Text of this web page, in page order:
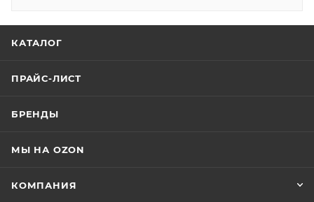
КАТАЛОГ
ПРАЙС-ЛИСТ
БРЕНДЫ
МЫ НА OZON
КОМПАНИЯ